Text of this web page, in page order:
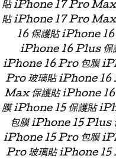
貼 iPhone 17 Pro
貼 iPhone 17 Pro Max
16 保護貼 iPhone
iPhone 16 Plus 保
iPhone 16 Pro 包膜
Pro 玻璃貼 iPhone
Max 保護貼 iPhone
膜 iPhone 15 保護貼
包膜 iPhone 15 Plus
iPhone 15 Pro 包膜
Pro 玻璃貼 iPhone